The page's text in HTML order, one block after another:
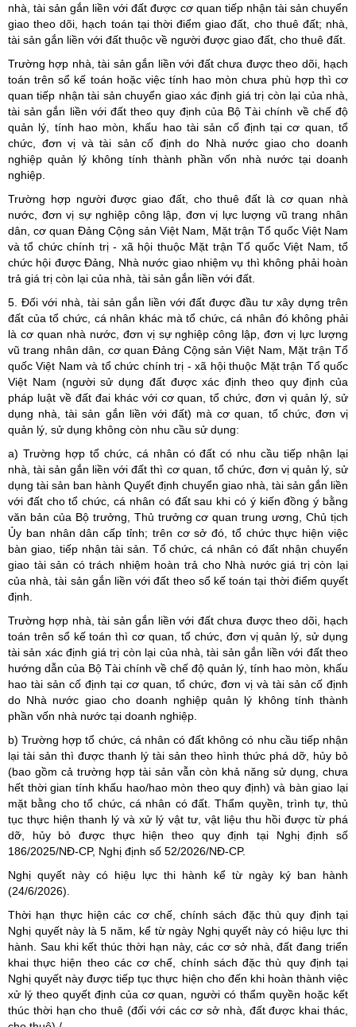
nhà, tài sản gắn liền với đất được cơ quan tiếp nhận tài sản chuyển
giao theo dõi, hạch toán tại thời điểm giao đất, cho thuê đất; nhà,
tài sản gắn liền với đất thuộc về người được giao đất, cho thuê đất.
Trường hợp nhà, tài sản gắn liền với đất chưa được theo dõi, hạch
toán trên sổ kế toán hoặc việc tính hao mòn chưa phù hợp thì cơ
quan tiếp nhận tài sản chuyển giao xác định giá trị còn lại của nhà,
tài sản gắn liền với đất theo quy định của Bộ Tài chính về chế độ
quản lý, tính hao mòn, khấu hao tài sản cố định tại cơ quan, tổ
chức, đơn vị và tài sản cố định do Nhà nước giao cho doanh
nghiệp quản lý không tính thành phần vốn nhà nước tại doanh
nghiệp.
Trường hợp người được giao đất, cho thuê đất là cơ quan nhà
nước, đơn vị sự nghiệp công lập, đơn vị lực lượng vũ trang nhân
dân, cơ quan Đảng Cộng sản Việt Nam, Mặt trận Tổ quốc Việt Nam
và tổ chức chính trị - xã hội thuộc Mặt trận Tổ quốc Việt Nam, tổ
chức hội được Đảng, Nhà nước giao nhiệm vụ thì không phải hoàn
trả giá trị còn lại của nhà, tài sản gắn liền với đất.
5. Đối với nhà, tài sản gắn liền với đất được đầu tư xây dựng trên
đất của tổ chức, cá nhân khác mà tổ chức, cá nhân đó không phải
là cơ quan nhà nước, đơn vị sự nghiệp công lập, đơn vị lực lượng
vũ trang nhân dân, cơ quan Đảng Cộng sản Việt Nam, Mặt trận Tổ
quốc Việt Nam và tổ chức chính trị - xã hội thuộc Mặt trận Tổ quốc
Việt Nam (người sử dụng đất được xác định theo quy định của
pháp luật về đất đai khác với cơ quan, tổ chức, đơn vị quản lý, sử
dụng nhà, tài sản gắn liền với đất) mà cơ quan, tổ chức, đơn vị
quản lý, sử dụng không còn nhu cầu sử dụng:
a) Trường hợp tổ chức, cá nhân có đất có nhu cầu tiếp nhận lại
nhà, tài sản gắn liền với đất thì cơ quan, tổ chức, đơn vị quản lý, sử
dụng tài sản ban hành Quyết định chuyển giao nhà, tài sản gắn liền
với đất cho tổ chức, cá nhân có đất sau khi có ý kiến đồng ý bằng
văn bản của Bộ trưởng, Thủ trưởng cơ quan trung ương, Chủ tịch
Ủy ban nhân dân cấp tỉnh; trên cơ sở đó, tổ chức thực hiện việc
bàn giao, tiếp nhận tài sản. Tổ chức, cá nhân có đất nhận chuyển
giao tài sản có trách nhiệm hoàn trả cho Nhà nước giá trị còn lại
của nhà, tài sản gắn liền với đất theo sổ kế toán tại thời điểm quyết
định.
Trường hợp nhà, tài sản gắn liền với đất chưa được theo dõi, hạch
toán trên sổ kế toán thì cơ quan, tổ chức, đơn vị quản lý, sử dụng
tài sản xác định giá trị còn lại của nhà, tài sản gắn liền với đất theo
hướng dẫn của Bộ Tài chính về chế độ quản lý, tính hao mòn, khấu
hao tài sản cố định tại cơ quan, tổ chức, đơn vị và tài sản cố định
do Nhà nước giao cho doanh nghiệp quản lý không tính thành
phần vốn nhà nước tại doanh nghiệp.
b) Trường hợp tổ chức, cá nhân có đất không có nhu cầu tiếp nhận
lại tài sản thì được thanh lý tài sản theo hình thức phá dỡ, hủy bỏ
(bao gồm cả trường hợp tài sản vẫn còn khả năng sử dụng, chưa
hết thời gian tính khấu hao/hao mòn theo quy định) và bàn giao lại
mặt bằng cho tổ chức, cá nhân có đất. Thẩm quyền, trình tự, thủ
tục thực hiện thanh lý và xử lý vật tư, vật liệu thu hồi được từ phá
dỡ, hủy bỏ được thực hiện theo quy định tại Nghị định số
186/2025/NĐ-CP, Nghị định số 52/2026/NĐ-CP.
Nghị quyết này có hiệu lực thi hành kể từ ngày ký ban hành
(24/6/2026).
Thời hạn thực hiện các cơ chế, chính sách đặc thù quy định tại
Nghị quyết này là 5 năm, kể từ ngày Nghị quyết này có hiệu lực thi
hành. Sau khi kết thúc thời hạn này, các cơ sở nhà, đất đang triển
khai thực hiện theo các cơ chế, chính sách đặc thù quy định tại
Nghị quyết này được tiếp tục thực hiện cho đến khi hoàn thành việc
xử lý theo quyết định của cơ quan, người có thẩm quyền hoặc kết
thúc thời hạn cho thuê (đối với các cơ sở nhà, đất được khai thác,